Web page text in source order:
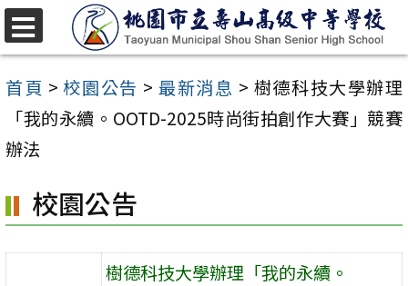
跳
至
主
內
區
首頁 >校園公告 >最新消息 > 樹德科技大學辦理
「我的永續。OOTD-2025時尚街拍創作大賽」競賽
辦法
校園公告
樹德科技大學辦理「我的永續。
選
單